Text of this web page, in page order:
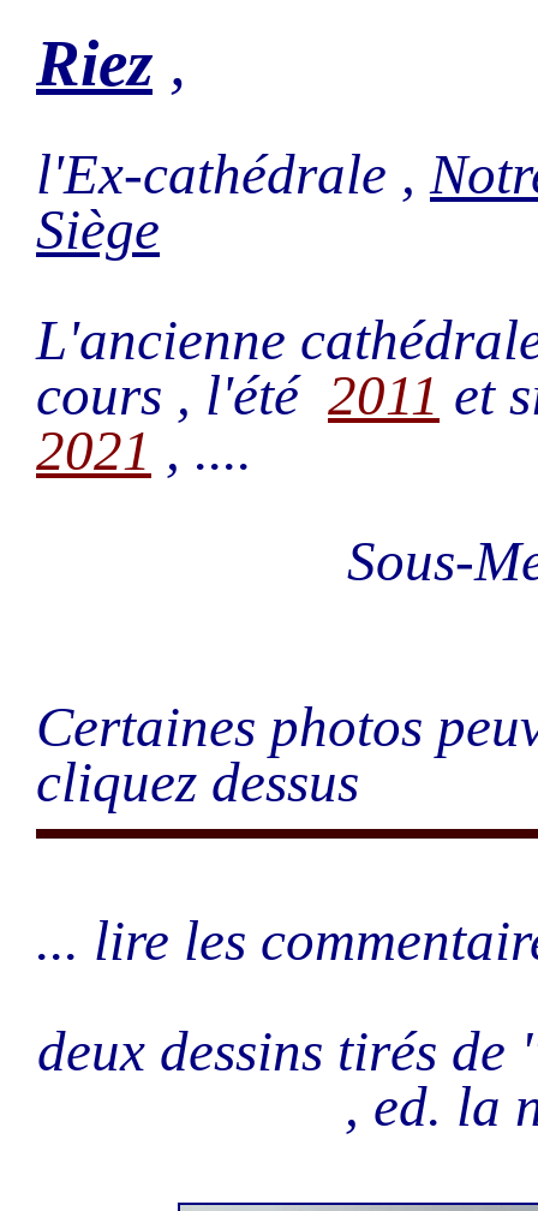
Riez,
l'Ex-cathédrale ,
Siège
L'ancienne
cours , l'été 2011 et
2021 , ....
Sous-
Certaines photos
cliquez dessus
... lire les
deux dessins tirés
, ed. la